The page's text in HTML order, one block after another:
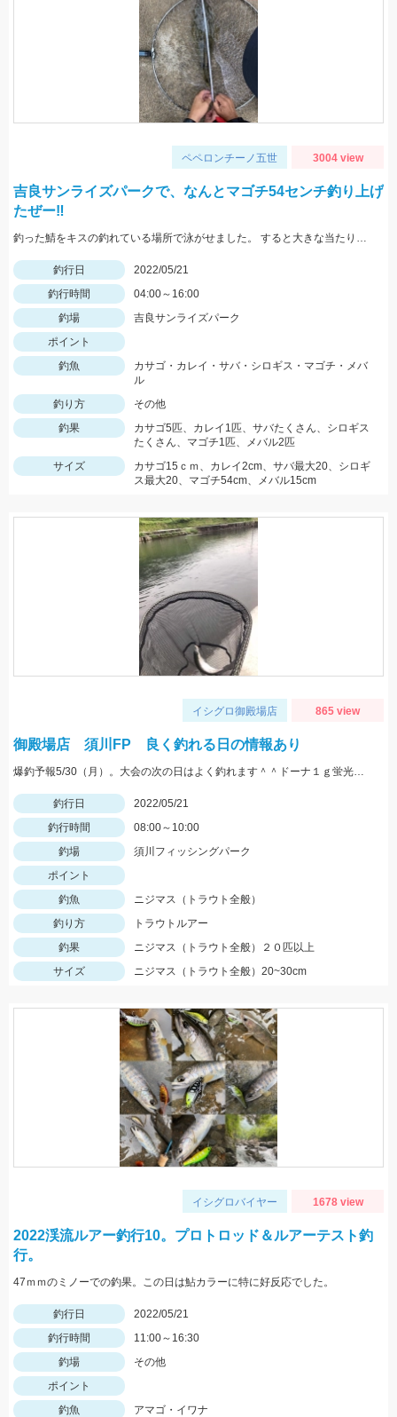
ペペロンチーノ五世 3004 view
吉良サンライズパークで、なんとマゴチ54センチ釣り上げ
たぜー‼️
釣った鯖をキスの釣れている場所で泳がせました。 すると大きな当たりがーそれから頑張って釣り上げました。
釣行日
2022/05/21
釣行時間
04:00～16:00
釣場
吉良サンライズパーク
ポイント
釣魚
カサゴ・カレイ・サバ・シロギス・マゴチ・メバ
ル
釣り方
その他
釣果
カサゴ5匹、カレイ1匹、サバたくさん、シロギス
たくさん、マゴチ1匹、メバル2匹
サイズ
カサゴ15ｃｍ、カレイ2cm、サバ最大20、シロギ
ス最大20、マゴチ54cm、メバル15cm
イシグロ御殿場店 865 view
御殿場店 須川FP 良く釣れる日の情報あり
爆釣予報5/30（月）。大会の次の日はよく釣れます＾＾ドーナ１ｇ蛍光ザキヤマメやミノーなどがオススメ。
釣行日
2022/05/21
釣行時間
08:00～10:00
釣場
須川フィッシングパーク
ポイント
釣魚
ニジマス（トラウト全般）
釣り方
トラウトルアー
釣果
ニジマス（トラウト全般）２０匹以上
サイズ
ニジマス（トラウト全般）20~30cm
イシグロバイヤー 1678 view
2022渓流ルアー釣行10。プロトロッド＆ルアーテスト釣
行。
47ｍｍのミノーでの釣果。この日は鮎カラーに特に好反応でした。
釣行日
2022/05/21
釣行時間
11:00～16:30
釣場
その他
ポイント
釣魚
アマゴ・イワナ